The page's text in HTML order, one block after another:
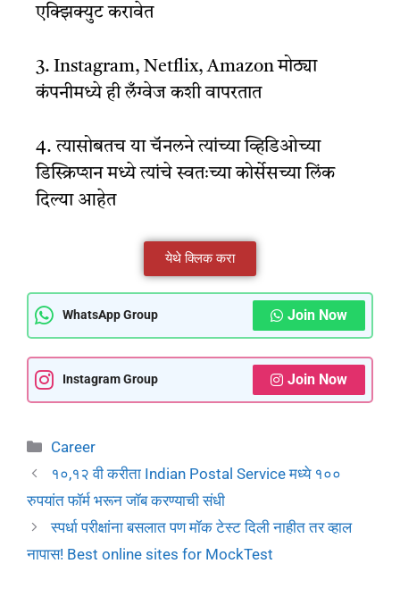
एक्झिक्युट करावेत
3. Instagram, Netflix, Amazon मोठ्या
कंपनीमध्ये ही लँग्वेज कशी वापरतात
4. त्यासोबतच या चॅनलने त्यांच्या व्हिडिओच्या
डिस्क्रिप्शन मध्ये त्यांचे स्वतःच्या कोर्सेसच्या लिंक
दिल्या आहेत
येथे क्लिक करा
WhatsApp Group Join Now
Instagram Group Join Now
Career
१०,१२ वी करीता Indian Postal Service मध्ये १००
रुपयांत फॉर्म भरून जॉब करण्याची संधी
स्पर्धा परीक्षांना बसलात पण मॉक टेस्ट दिली नाहीत तर व्हाल
नापास! Best online sites for MockTest